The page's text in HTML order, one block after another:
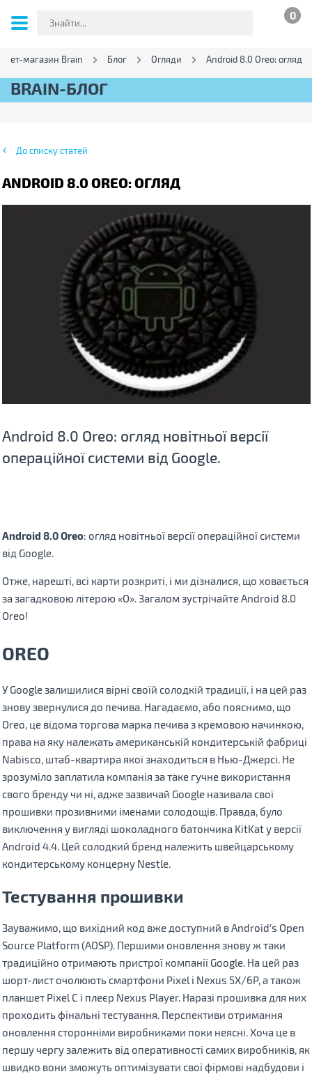
0
магазин Brain Блог Огляди Android 8.0 Oreo: огляд
BRAIN-БЛОГ
До списку статей
ANDROID 8.0 OREO: ОГЛЯД
Android 8.0 Oreo: огляд новітньої версії
операційної системи від Google.
Android 8.0 Oreo: огляд новітньої версії операційної системи
від Google.
Отже, нарешті, всі карти розкриті, і ми дізналися, що ховається
за загадковою літерою «О». Загалом зустрічайте Android 8.0
Oreo!
OREO
У Google залишилися вірні своїй солодкій традиції, і на цей раз
знову звернулися до печива. Нагадаємо, або пояснимо, що
Oreo, це відома торгова марка печива з кремовою начинкою,
права на яку належать американській кондитерській фабриці
Nabisco, штаб-квартира якої знаходиться в Нью-Джерсі. Не
зрозуміло заплатила компанія за таке гучне використання
свого бренду чи ні, адже зазвичай Google називала свої
прошивки прозивними іменами солодощів. Правда, було
виключення у вигляді шоколадного батончика KitKat у версії
Android 4.4. Цей солодкий бренд належить швейцарському
кондитерському концерну Nestle.
Тестування прошивки
Зауважимо, що вихідний код вже доступний в Android’s Open
Source Platform (AOSP). Першими оновлення знову ж таки
традиційно отримають пристрої компанії Google. На цей раз
шорт-лист очолюють смартфони Pixel і Nexus 5X/6P, а також
планшет Pixel C і плеєр Nexus Player. Наразі прошивка для них
проходить фінальні тестування. Перспективи отримання
оновлення сторонніми виробниками поки неясні. Хоча це в
першу чергу залежить від оперативності самих виробників, як
швидко вони зможуть оптимізувати свої фірмові надбудови і